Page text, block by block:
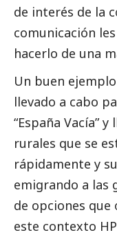
de interés de la
comunicación
hacerlo de una
Un buen
llevado a cabo
“España Vacía”
rurales que se
rápidamente y
emigrando a las
de opciones que
este contexto